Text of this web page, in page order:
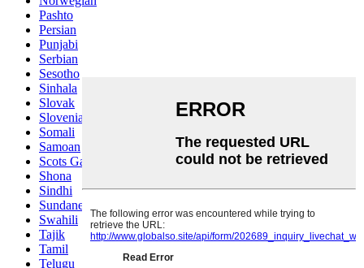
Pashto
Persian
Punjabi
Serbian
Sesotho
Sinhala
Slovak
Slovenian
Somali
Samoan
Scots Gaelic
Shona
Sindhi
Sundanese
Swahili
Tajik
Tamil
Telugu